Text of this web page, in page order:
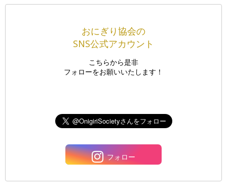
おにぎり協会の
SNS公式アカウント
こちらから是非
フォローをお願いいたします！
フォロー